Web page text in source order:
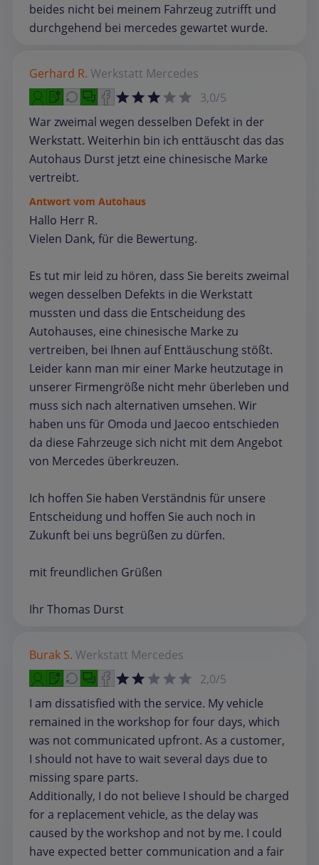
beides nicht bei meinem Fahrzeug zutrifft und
durchgehend bei mercedes gewartet wurde.
Gerhard R. Werkstatt Mercedes
3,0/5
War zweimal wegen desselben Defekt in der
Werkstatt. Weiterhin bin ich enttäuscht das das
Autohaus Durst jetzt eine chinesische Marke
vertreibt.
Antwort vom Autohaus
Hallo Herr R.
Vielen Dank, für die Bewertung.
Es tut mir leid zu hören, dass Sie bereits zweimal
wegen desselben Defekts in die Werkstatt
mussten und dass die Entscheidung des
Autohauses, eine chinesische Marke zu
vertreiben, bei Ihnen auf Enttäuschung stößt.
Leider kann man mir einer Marke heutzutage in
unserer Firmengröße nicht mehr überleben und
muss sich nach alternativen umsehen. Wir
haben uns für Omoda und Jaecoo entschieden
da diese Fahrzeuge sich nicht mit dem Angebot
von Mercedes überkreuzen.
Ich hoffen Sie haben Verständnis für unsere
Entscheidung und hoffen Sie auch noch in
Zukunft bei uns begrüßen zu dürfen.
mit freundlichen Grüßen
Ihr Thomas Durst
Burak S. Werkstatt Mercedes
2,0/5
I am dissatisfied with the service. My vehicle
remained in the workshop for four days, which
was not communicated upfront. As a customer,
I should not have to wait several days due to
missing spare parts.
Additionally, I do not believe I should be charged
for a replacement vehicle, as the delay was
caused by the workshop and not by me. I could
have expected better communication and a fair